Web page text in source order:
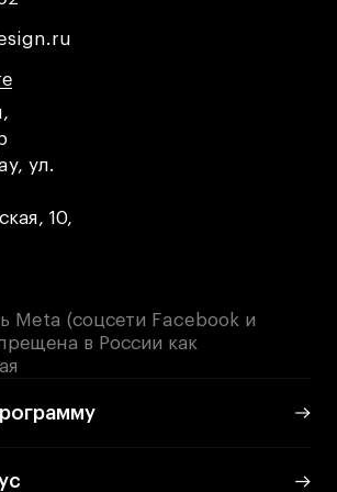
ул.
10,
Meta (соцсети Facebook и
в России как